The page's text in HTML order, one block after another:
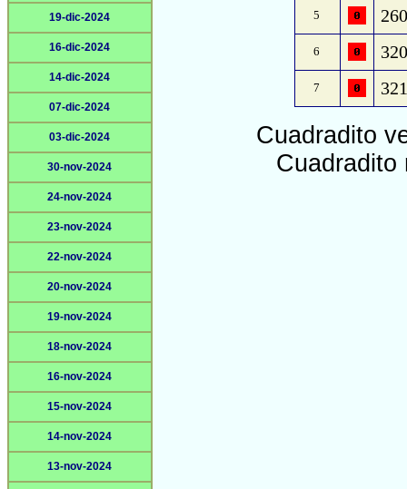
19-dic-2024
16-dic-2024
14-dic-2024
07-dic-2024
03-dic-2024
30-nov-2024
24-nov-2024
23-nov-2024
22-nov-2024
20-nov-2024
19-nov-2024
18-nov-2024
16-nov-2024
15-nov-2024
14-nov-2024
13-nov-2024
5
6
7
Cuadradito
Cuadradito